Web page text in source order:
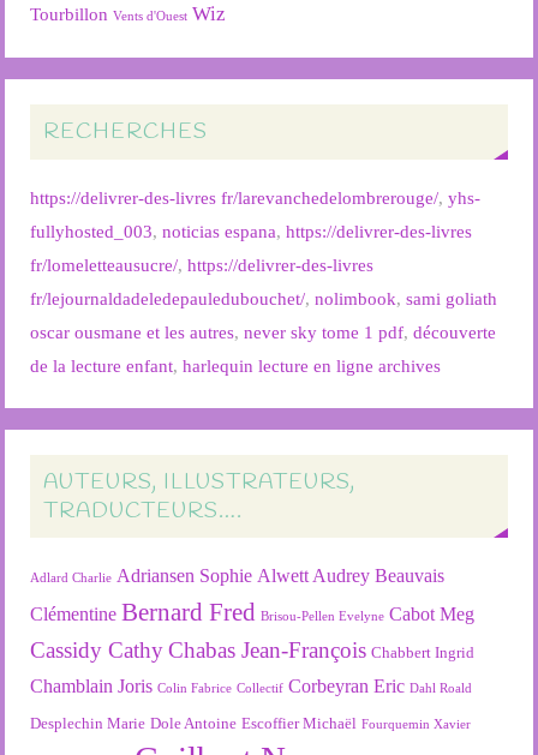
Tourbillon Vents d'Ouest Wiz
RECHERCHES
https://delivrer-des-livres fr/larevanchedelombrerouge/,yhs-
fullyhosted_003,noticias espana,https://delivrer-des-livres
fr/lomeletteausucre/,https://delivrer-des-livres
fr/lejournaldadeledepauledubouchet/,nolimbook,sami goliath
oscar ousmane et les autres,never sky tome 1 pdf,découverte
de la lecture enfant,harlequin lecture en ligne archives
AUTEURS, ILLUSTRATEURS,
TRADUCTEURS….
Adlard Charlie Adriansen Sophie Alwett Audrey Beauvais
Clémentine Bernard Fred Brisou-Pellen Evelyne Cabot Meg
Cassidy Cathy Chabas Jean-François Chabbert Ingrid
Chamblain Joris Colin Fabrice Collectif Corbeyran Eric Dahl Roald
Desplechin Marie Dole Antoine Escoffier Michaël Fourquemin Xavier